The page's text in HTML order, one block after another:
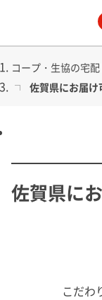
ュ
コープ・生協の宅
佐賀県にお届
佐賀県に
こだわ